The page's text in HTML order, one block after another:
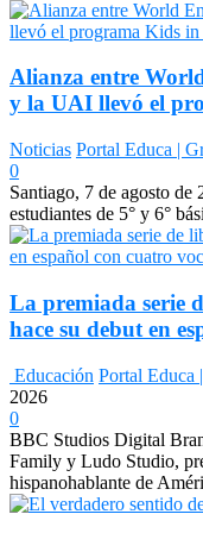
Alianza entre
y la UAI llevó el
Noticias Portal Educa |
0
Santiago, 7 de agosto
estudiantes de 5° y 6°
La premiada serie
hace su debut en
Educación Portal Educa
2026
0
BBC Studios Digital
Family y Ludo Studio,
hispanohablante de